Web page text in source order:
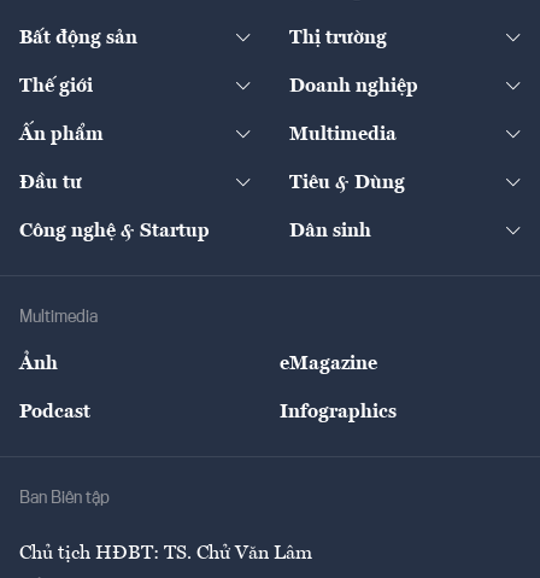
Diễn đàn
Bảo hiểm
Khung pháp lý
Sản phẩm - Thị trường
Start-up
Quản trị số
Bất động sản
Chính sách
Tư vấn
Thị trường
Thị trường
Nông sản
Thế giới
Kinh tế
Doanh nghiệp
Ấn phẩm
The Guide
Multimedia
Đầu tư Tiêu & Dùng
Giải trí
Công nghệ & Startup Dân sinh
Multimedia
Ảnh eMagazine
Podcast Infographics
Ban Biên tập
Chủ tịch HĐBT: TS. Chử Văn Lâm